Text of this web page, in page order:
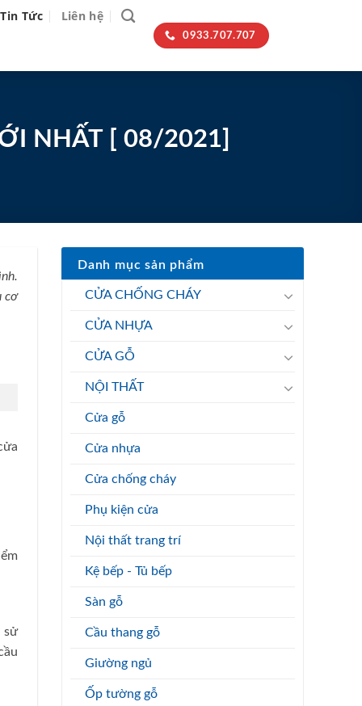
Tin Tức Liên hệ
0933.707.707
NHẤT [ 08/2021]
cơ
sử
Danh mục sản phẩm
CỬA CHỐNG CHÁY
CỬA NHỰA
CỬA GỖ
NỘI THẤT
Cửa gỗ
Cửa nhựa
Cửa chống cháy
Phụ kiện cửa
Nội thất trang trí
Kệ bếp - Tủ bếp
Sàn gỗ
Cầu thang gỗ
Giường ngủ
Ốp tường gỗ